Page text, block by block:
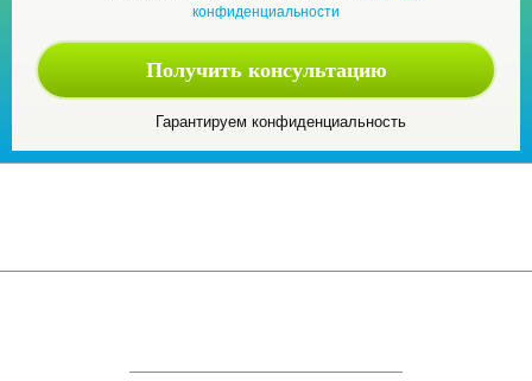
конфиденциальности
Гарантируем конфиденциальность